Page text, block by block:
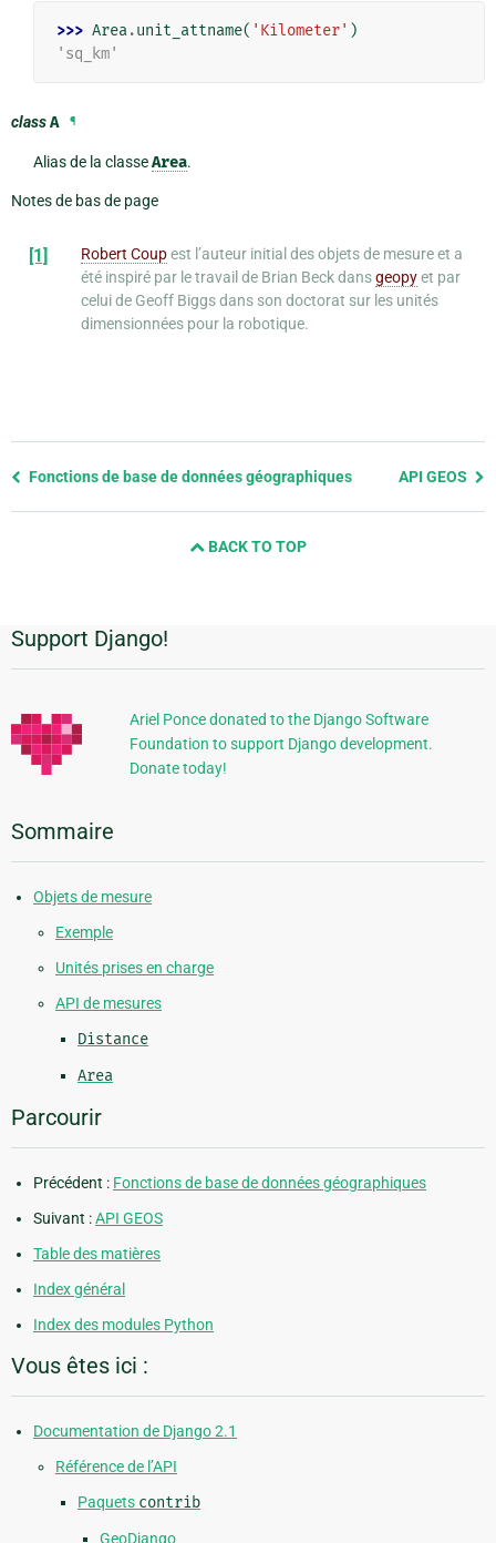
>>> Area.unit_attname( 'Kilometer' )
'sq_km'
classA ¶
Alias de la classeArea.
Notes de bas de page
[1] Robert Coupest l’auteur initial des objets de mesure et a
été inspiré par le travail de Brian Beck dansgeopyet par
celui de Geoff Biggs dans son doctorat sur les unités
dimensionnées pour la robotique.
Previous
Fonctions de base de données géographiques API GEOS
BACK TO TOP
Informations
supplémentaires
Support Django!
Ariel Ponce donated to the Django Software
Foundation to support Django development.
Donate today!
Sommaire
Objets de mesure
Exemple
Unités prises en charge
API de mesures
Distance
Area
Parcourir
Précédent : Fonctions de base de données géographiques
Suivant :API GEOS
Table des matières
Index général
Index des modules Python
Vous êtes ici :
Documentation de Django 2.1
Référence de l’API
Paquets contrib
GeoDjango